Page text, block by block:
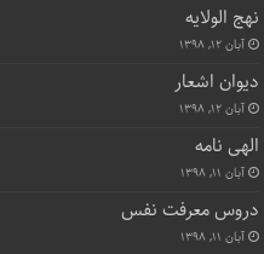
نهج الولایه
آبان ۱۲, ۱۳۹۸
دیوان اشعار
آبان ۱۲, ۱۳۹۸
الهی نامه
آبان ۱۱, ۱۳۹۸
دروس معرفت نفس
آبان ۱۱, ۱۳۹۸